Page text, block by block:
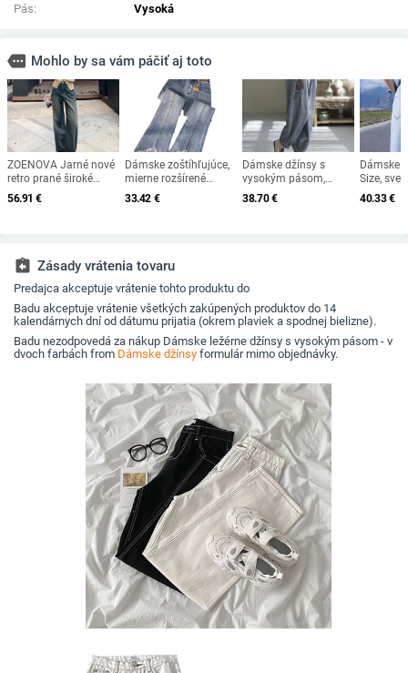
Pás:
Vysoká
more Mohlo by sa vám páčiť aj toto
ZOENOVA Jarné nové
retro prané široké
nohavice Dámske
módne džínsy
nohavice
56.91 €
Dámske zoštíhľujúce,
mierne rozšírené
džínsy s vysokým
pásom, nové jesenné,
33.42 €
Dámske džínsy s
vysokým pásom,
elastické, s výšivkou,
ležérne, voľné,
38.70€
Dámske
Size,
rovné,
nohavice
40.33€
assignment_return Zásady vrátenia tovaru
Predajca akceptuje vrátenie tohto produktu do
Badu akceptuje vrátenie všetkých zakúpených produktov do 14
kalendárnych dní od dátumu prijatia (okrem plaviek a spodnej bielizne).
Badu nezodpovedá za nákup Dámske ležérne džínsy s vysokým pásom - v
dvoch farbách from Dámske džínsy formulár mimo objednávky.